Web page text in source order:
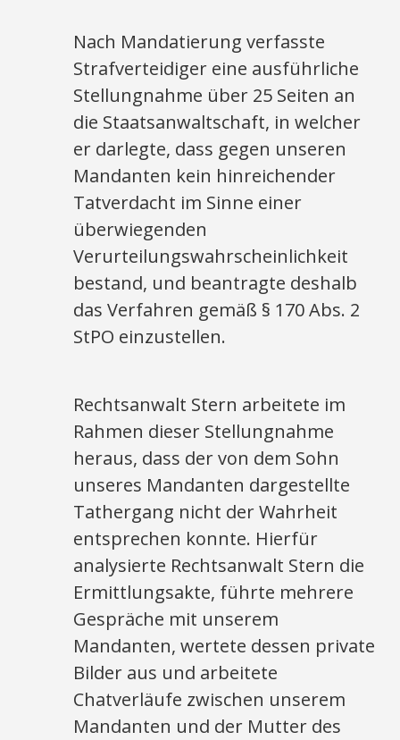
Nach Mandatierung verfasste
Strafverteidiger eine ausführliche
Stellungnahme über 25 Seiten an
die Staatsanwaltschaft, in welcher
er darlegte, dass gegen unseren
Mandanten kein hinreichender
Tatverdacht im Sinne einer
überwiegenden
Verurteilungswahrscheinlichkeit
bestand, und beantragte deshalb
das Verfahren gemäß § 170 Abs. 2
StPO einzustellen.
Rechtsanwalt Stern arbeitete im
Rahmen dieser Stellungnahme
heraus, dass der von dem Sohn
unseres Mandanten dargestellte
Tathergang nicht der Wahrheit
entsprechen konnte. Hierfür
analysierte Rechtsanwalt Stern die
Ermittlungsakte, führte mehrere
Gespräche mit unserem
Mandanten, wertete dessen private
Bilder aus und arbeitete
Chatverläufe zwischen unserem
Mandanten und der Mutter des